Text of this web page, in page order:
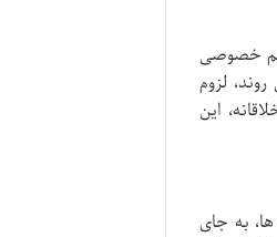
خصوصی
لزوم
این
به جای